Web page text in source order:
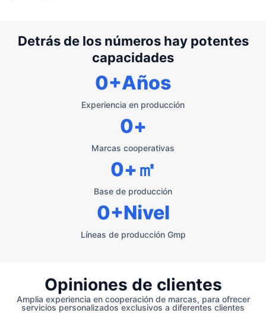
Detrás de los números hay potentes
capacidades
Experiencia en producción
0+Años
Marcas cooperativas
0+
Base de producción
0+㎡
Líneas de producción Gmp
0+Nivel
Opiniones de clientes
Amplia experiencia en cooperación de marcas, para ofrecer
servicios personalizados exclusivos a diferentes clientes